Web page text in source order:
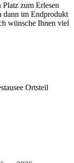
zum Erlesen
dann im Endprodukt
wünsche Ihnen viel
Ortsteil